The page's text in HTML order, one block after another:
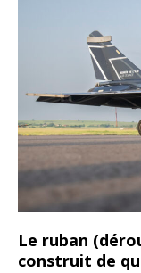
Le ruban
construit de